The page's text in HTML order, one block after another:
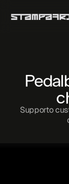
Supporto